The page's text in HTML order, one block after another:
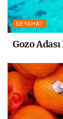
SEYAHAT
Gozo